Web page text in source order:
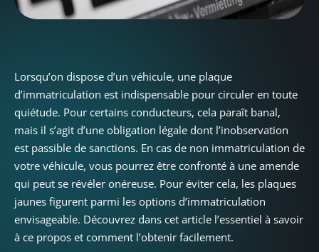
Lorsqu’on dispose d’un véhicule, une plaque
d’immatriculation est indispensable pour circuler en toute
quiétude. Pour certains conducteurs, cela paraît banal,
mais il s’agit d’une obligation légale dont l’inobservation
est passible de sanctions. En cas de non immatriculation de
votre véhicule, vous pourrez être confronté à une amende
qui peut se révéler onéreuse. Pour éviter cela, les plaques
jaunes figurent parmi les options d’immatriculation
envisageable. Découvrez dans cet article l’essentiel à savoir
à ce propos et comment l’obtenir facilement.